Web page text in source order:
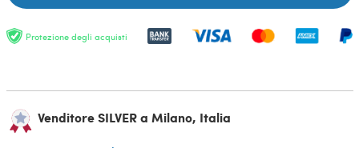
Protezione degli acquisti
Venditore SILVER a Milano, Italia